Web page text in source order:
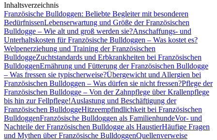
Inhaltsverzeichnis
Französische Bulldoggen: Beliebte Begleiter mit besonderen
BedürfnissenLebenserwartung und Größe der Französischen
Bulldogge – Wie alt und groß werden sie?Anschaffungs- und
Unterhaltskosten für Französische Bulldoggen – Was kostet es?
Welpenerziehung und Training der Französischen
BulldoggeZuchtstandards und Erbkrankheiten bei Französischen
BulldoggenErnährung und Fütterung der Französischen Bulldogge
– Was fressen sie typischerweise?Übergewicht und Allergien bei
Französischen Bulldoggen – Was dürfen sie nicht fressen?Pflege der
Französischen Bulldogge – Von der Zahnpflege über Krallenpflege
bis hin zur Fellpflege!Auslastung und Beschäftigung der
Französischen BulldoggeHitzeempfindlichkeit bei Französischen
BulldoggenFranzösische Bulldoggen als FamilienhundeVor- und
Nachteile der Französischen Bulldogge als HaustierHäufige Fragen
und Mythen über Französische BulldoggenQuellenverweise